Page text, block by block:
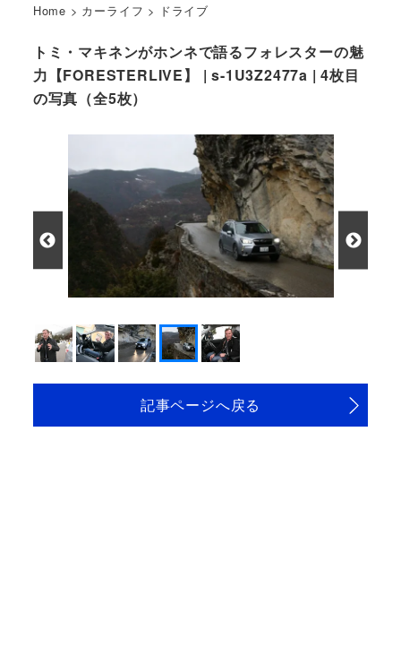
Home > カーライフ > ドライブ
トミ・マキネンがホンネで語るフォレスターの魅
力【FORESTERLIVE】 | s-1U3Z2477a | 4枚目
の写真（全5枚）
記事ページへ戻る